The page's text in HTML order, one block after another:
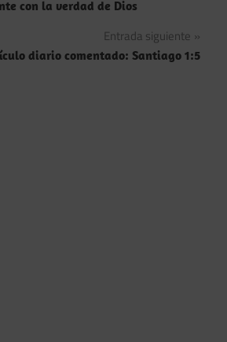
con la verdad de Dios
Entrada siguiente
diario comentado: Santiago 1:5